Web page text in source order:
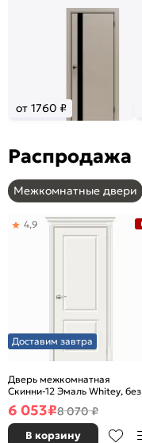
от 1760 ₽
Распродажа
Межкомнатные двери
Доставим завтра
Дверь межкомнатная
Скинни-12 Эмаль Whitey, без
декора, глухая, без стекла,
без кромки, скиновая
4,9
6 053₽8 070 ₽
В корзину